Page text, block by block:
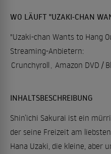
WO LÄUFT "UZAKI-CHAN
"Uzaki-chan Wants to Hang
Streaming-Anbietern:
Crunchyroll
Amazon DVD /
INHALTSBESCHREIBUNG
Shin’ichi Sakurai ist ein
der seine Freizeit am
Hana Uzaki, die kleine, aber